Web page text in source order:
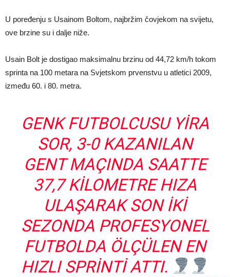
U poređenju s Usainom Boltom, najbržim čovjekom na svijetu,
ove brzine su i dalje niže.
Usain Bolt je dostigao maksimalnu brzinu od 44,72 km/h tokom
sprinta na 100 metara na Svjetskom prvenstvu u atletici 2009,
između 60. i 80. metra.
GENK FUTBOLCUSU YIRA
SOR, 3-0 KAZANILAN
GENT MAÇINDA SAATTE
37,7 KILOMETRE HIZA
ULAŞARAK SON IKI
SEZONDA PROFESYONEL
FUTBOLDA ÖLÇÜLEN EN
HIZLI SPRINTI ATTI.